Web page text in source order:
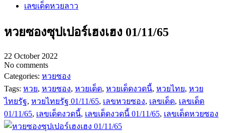
เลขเด็ดหวยลาว
หวยซองซุปเปอร์เฮงเฮง 01/11/65
22 October 2022
No comments
Categories: หวยซอง
Tags: หวย, หวยซอง, หวยเด็ด, หวยเด็ดงวดนี้, หวยไทย, หวย
ไทยรัฐ, หวยไทยรัฐ 01/11/65, เลขหวยซอง, เลขเด็ด, เลขเด็ด
01/11/65, เลขเด็ดงวดนี้, เลขเด็ดงวดนี้ 01/11/65, เลขเด็ดหวยซอง